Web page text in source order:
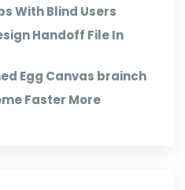
With Blind Users
Handoff File In
Egg Canvas brainch
Faster More